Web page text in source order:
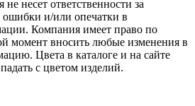
несет ответственности за
и/или опечатки в
Компания имеет право по
момент вносить любые изменения в
Цвета в каталоге и на сайте
с цветом изделий.